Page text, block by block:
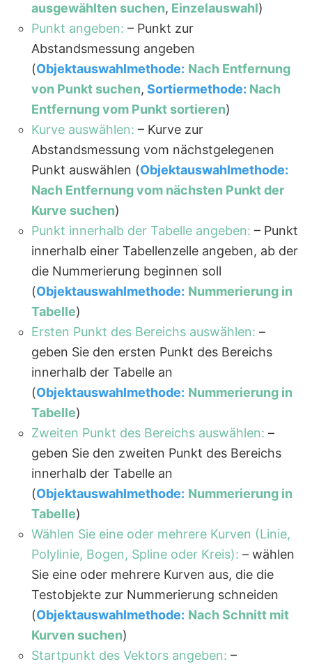
ausgewählten suchen, Einzelauswahl)
Punkt angeben: – Punkt zur
Abstandsmessung angeben
(Objektauswahlmethode: Nach Entfernung
von Punkt suchen, Sortiermethode: Nach
Entfernung vom Punkt sortieren)
Kurve auswählen: – Kurve zur
Abstandsmessung vom nächstgelegenen
Punkt auswählen (Objektauswahlmethode:
Nach Entfernung vom nächsten Punkt der
Kurve suchen)
Punkt innerhalb der Tabelle angeben: – Punkt
innerhalb einer Tabellenzelle angeben, ab der
die Nummerierung beginnen soll
(Objektauswahlmethode: Nummerierung in
Tabelle)
Ersten Punkt des Bereichs auswählen: –
geben Sie den ersten Punkt des Bereichs
innerhalb der Tabelle an
(Objektauswahlmethode: Nummerierung in
Tabelle)
Zweiten Punkt des Bereichs auswählen: –
geben Sie den zweiten Punkt des Bereichs
innerhalb der Tabelle an
(Objektauswahlmethode: Nummerierung in
Tabelle)
Wählen Sie eine oder mehrere Kurven (Linie,
Polylinie, Bogen, Spline oder Kreis): – wählen
Sie eine oder mehrere Kurven aus, die die
Testobjekte zur Nummerierung schneiden
(Objektauswahlmethode: Nach Schnitt mit
Kurven suchen)
Startpunkt des Vektors angeben: –